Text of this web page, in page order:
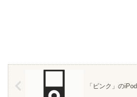
「ピンク」のiPod